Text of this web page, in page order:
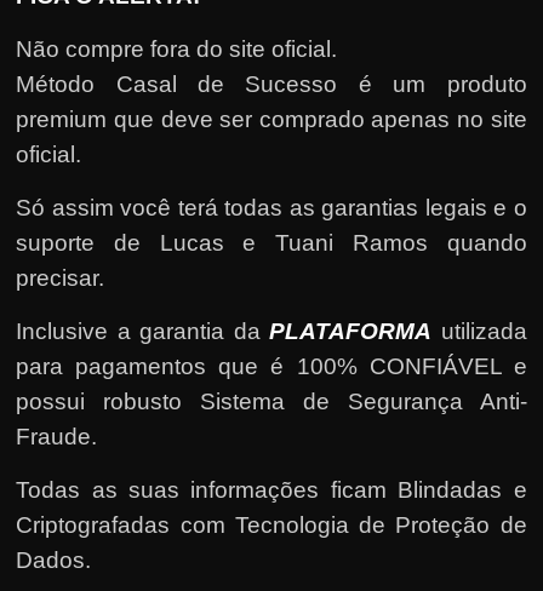
Não compre fora do site oficial.
Método Casal de Sucesso é um produto
premium que deve ser comprado apenas no site
oficial.
Só assim você terá todas as garantias legais e o
suporte de Lucas e Tuani Ramos quando
precisar.
Inclusive a garantia daPLATAFORMA utilizada
para pagamentos que é 100% CONFIÁVEL e
possui robusto Sistema de Segurança Anti-
Fraude.
Todas as suas informações ficam Blindadas e
Criptografadas com Tecnologia de Proteção de
Dados.